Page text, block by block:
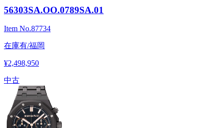
56303SA.OO.0789SA.01
Item No.87734
在庫有/福岡
¥2,498,950
中古